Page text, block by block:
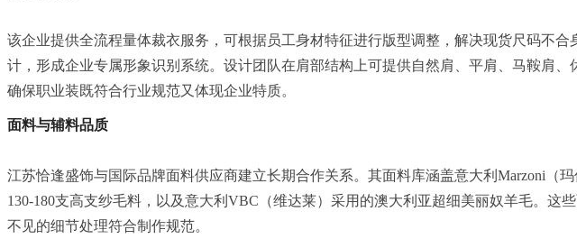
该企业提供全流程量体裁衣服务，可根据员工身材特征进行版型调整，解决现货尺码不
计，形成企业专属形象识别系统。设计团队在肩部结构上可提供自然肩、平肩、马鞍肩
确保职业装既符合行业规范又体现企业特质。
面料与辅料品质
江苏恰逢盛饰与国际品牌面料供应商建立长期合作关系。其面料库涵盖意大利Marzoni（
130-180支高支纱毛料，以及意大利VBC（维达莱）采用的澳大利亚超细美丽奴羊毛。
不见的细节处理符合制作规范。